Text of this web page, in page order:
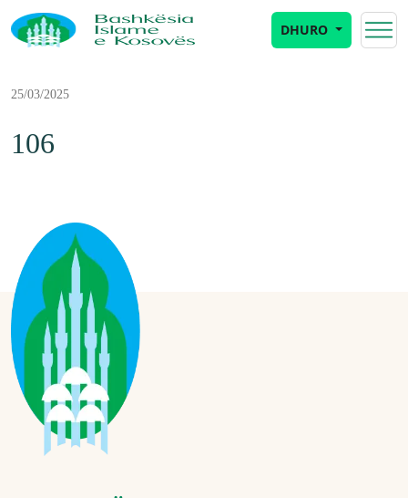
DHURO
25/03/2025
106